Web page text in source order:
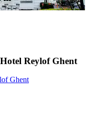
Reylof Ghent
Ghent